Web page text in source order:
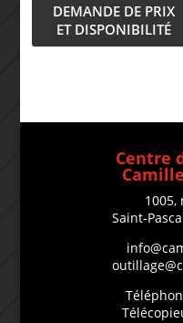
DEMANDE DE PRIX
ET DISPONIBILITÉ
Centre
1005,
Saint-